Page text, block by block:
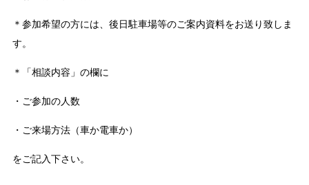
＊参加希望の方には、後日駐車場等のご案内資料をお送り致しま
す。
＊「相談内容」の欄に
・ご参加の人数
・ご来場方法（車か電車か）
をご記入下さい。